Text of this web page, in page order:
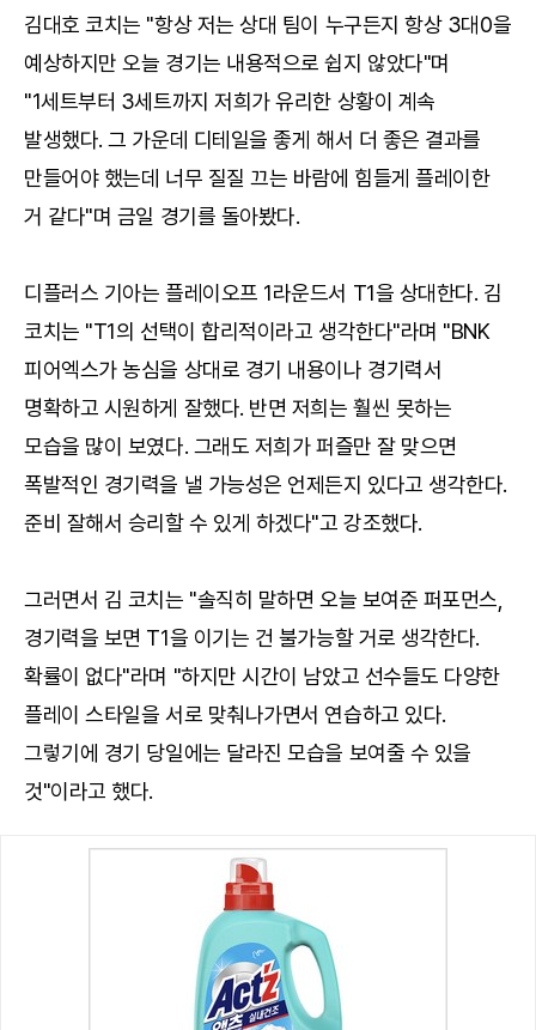
김대호 코치는 "항상 저는 상대 팀이 누구든지 항상 3대0을
예상하지만 오늘 경기는 내용적으로 쉽지 않았다"며
"1세트부터 3세트까지 저희가 유리한 상황이 계속
발생했다. 그 가운데 디테일을 좋게 해서 더 좋은 결과를
만들어야 했는데 너무 질질 끄는 바람에 힘들게 플레이한
거 같다"며 금일 경기를 돌아봤다.
디플러스 기아는 플레이오프 1라운드서 T1을 상대한다. 김
코치는 "T1의 선택이 합리적이라고 생각한다"라며 "BNK
피어엑스가 농심을 상대로 경기 내용이나 경기력서
명확하고 시원하게 잘했다. 반면 저희는 훨씬 못하는
모습을 많이 보였다. 그래도 저희가 퍼즐만 잘 맞으면
폭발적인 경기력을 낼 가능성은 언제든지 있다고 생각한다.
준비 잘해서 승리할 수 있게 하겠다"고 강조했다.
그러면서 김 코치는 "솔직히 말하면 오늘 보여준 퍼포먼스,
경기력을 보면 T1을 이기는 건 불가능할 거로 생각한다.
확률이 없다"라며 "하지만 시간이 남았고 선수들도 다양한
플레이 스타일을 서로 맞춰나가면서 연습하고 있다.
그렇기에 경기 당일에는 달라진 모습을 보여줄 수 있을
것"이라고 했다.